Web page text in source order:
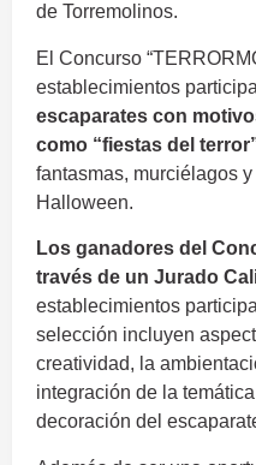
de Torremolinos.
El Concurso
establecimientos
escaparates con
como “fiestas del
fantasmas, murciélagos
Halloween.
Los ganadores del
través de un Jurado
establecimientos
selección incluyen
creatividad, la
integración de la
decoración del